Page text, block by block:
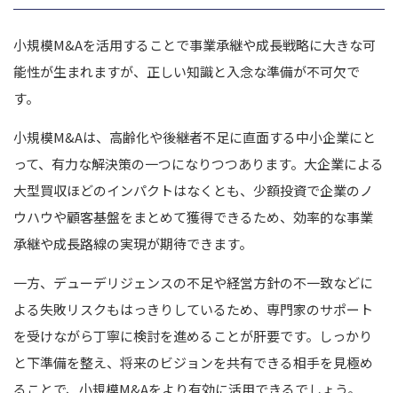
小規模M&Aを活用することで事業承継や成長戦略に大きな可
能性が生まれますが、正しい知識と入念な準備が不可欠で
す。
小規模M&Aは、高齢化や後継者不足に直面する中小企業にと
って、有力な解決策の一つになりつつあります。大企業による
大型買収ほどのインパクトはなくとも、少額投資で企業のノ
ウハウや顧客基盤をまとめて獲得できるため、効率的な事業
承継や成長路線の実現が期待できます。
一方、デューデリジェンスの不足や経営方針の不一致などに
よる失敗リスクもはっきりしているため、専門家のサポート
を受けながら丁寧に検討を進めることが肝要です。しっかり
と下準備を整え、将来のビジョンを共有できる相手を見極め
ることで、小規模M&Aをより有効に活用できるでしょう。